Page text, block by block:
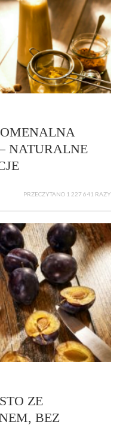
NATURALNE
PRZECZYTANO 1 227 641 RAZY
ZE
BEZ